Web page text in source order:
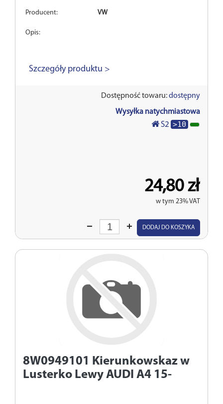
Producent: VW
Opis:
Szczegóły produktu >
Dostępność towaru:dostępny
Wysyłka natychmiastowa
S2 >10
24,80 zł
w tym 23% VAT
Wprowadź
DODAJ DO KOSZYKA
8W0949101 Kierunkowskaz w
Lusterko Lewy AUDI A4 15-